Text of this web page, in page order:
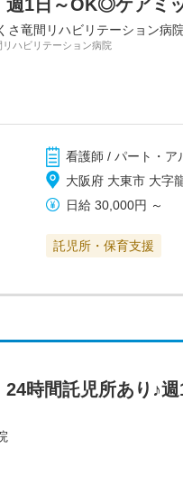
週1日～OK◎ケアミ
竜間リハビリテーション病院
ハビリテーション病院
看護師 / パート・ア
大阪府 大東市 大字
日給 30,000円 ～
託児所・保育支援
24時間託児所あり♪